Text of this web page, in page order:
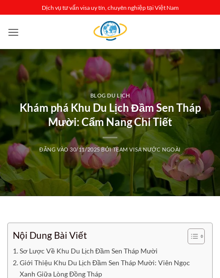
qua
nội
Dịch vụ tư vấn visa uy tín, chuyên nghiệp tại Việt Nam
BLOG DU LỊCH
Khám phá Khu Du Lịch Đầm Sen Tháp
Mười: Cẩm Nang Chi Tiết
ĐĂNG VÀO30/11/2025BỞITEAM VISA NƯỚC NGOÀI
Nội Dung Bài Viết
Sơ Lược Về Khu Du Lịch Đầm Sen Tháp Mười
Giới Thiệu Khu Du Lịch Đầm Sen Tháp Mười: Viên Ngọc
Xanh Giữa Lòng Đồng Tháp